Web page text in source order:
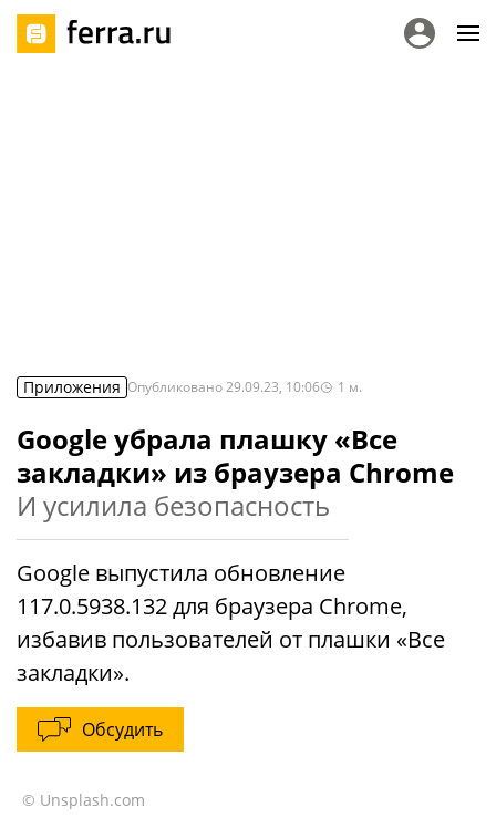
Приложения Опубликовано29.09.23, 10:06 1 м.
Google убрала плашку «Все
закладки» из браузера Chrome
И усилила безопасность
Google выпустила обновление
117.0.5938.132 для браузера Chrome,
избавив пользователей от плашки «Все
закладки».
Обсудить
© Unsplash.com